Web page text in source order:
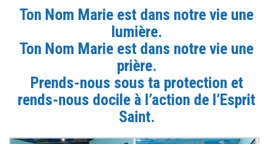
Ton Nom Marie est dans notre vie une
lumière.
Ton Nom Marie est dans notre vie une
prière.
Prends-nous sous ta protection et
rends-nous docile à l’action de l’Esprit
Saint.